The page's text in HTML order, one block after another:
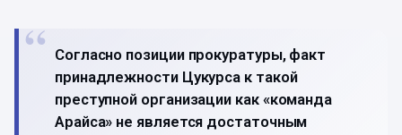
Согласно позиции прокуратуры, факт
принадлежности Цукурса к такой
преступной организации как «команда
Арайса» не является достаточным